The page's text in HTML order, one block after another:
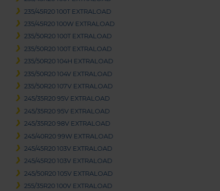
235/45R20 100T EXTRALOAD
235/45R20 100W EXTRALOAD
235/50R20 100T EXTRALOAD
235/50R20 100T EXTRALOAD
235/50R20 104H EXTRALOAD
235/50R20 104V EXTRALOAD
235/50R20 107V EXTRALOAD
245/35R20 95V EXTRALOAD
245/35R20 95V EXTRALOAD
245/35R20 98V EXTRALOAD
245/40R20 99W EXTRALOAD
245/45R20 103V EXTRALOAD
245/45R20 103V EXTRALOAD
245/50R20 105V EXTRALOAD
255/35R20 100V EXTRALOAD